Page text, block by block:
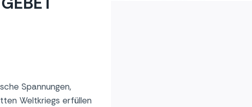
Spannungen,
Weltkriegs erfüllen